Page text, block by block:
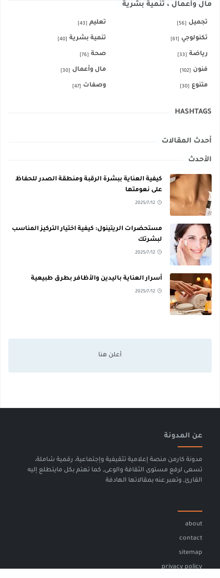
مال وأعمال ، تنمية بشرية
تجميل [56] تعليم [43]
تكنولوجي [61] تنمية بشرية [40]
رياضة [33] صحة [76]
فنون [102] مال وأعمال [30]
متنوع [30] وصفات [47]
HASHTAGS
أحدث المقالات
الأحدث
كيفية العناية ببشرة الرقبة ومنطقة الصدر للحفاظ
على نعومتها
2025/7/12
مستحضرات الريتينول: كيفية اختيار التركيز المناسب
لبشرتك
2025/7/12
أسرار العناية باليدين والأظافر بطرق طبيعية
2025/7/12
عن المدونة
مدونة كارمن منصة إعلامية تثقيفية وإجتماعية، رقمية شاملة،
تسعى لرفع مستوى الثقافة والوعى, كما تهتم بكل مايتطلع إليه
القارئ, وتعبر عنه بمقالاتها الهادفة
about
contact
sitemap
privacy policy